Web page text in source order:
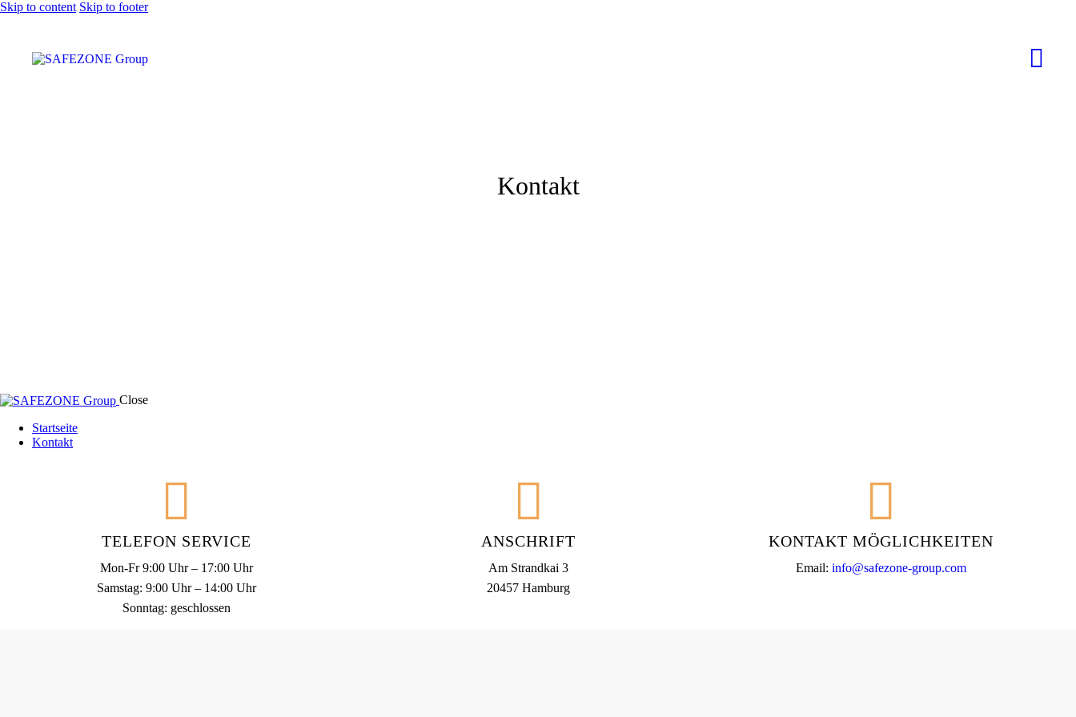
Skip to content Skip to footer
Kontakt
Close
Startseite
Kontakt
TELEFON SERVICE
Mon-Fr 9:00 Uhr – 17:00 Uhr
Samstag: 9:00 Uhr – 14:00 Uhr
Sonntag: geschlossen
ANSCHRIFT
Am Strandkai 3
20457 Hamburg
KONTAKT MÖGLICHKEITEN
Email: info@safezone-group.com